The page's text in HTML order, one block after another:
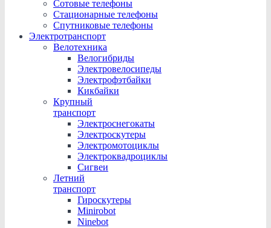
Сотовые телефоны
Стационарные телефоны
Спутниковые телефоны
Электротранспорт
Велотехника
Велогибриды
Электровелосипеды
Электрофэтбайки
Кикбайки
Крупный
транспорт
Электроснегокаты
Электроскутеры
Электромотоциклы
Электроквадроциклы
Сигвеи
Летний
транспорт
Гироскутеры
Minirobot
Ninebot